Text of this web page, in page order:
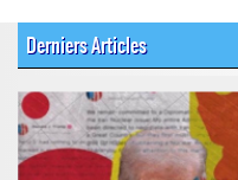
Derniers Articles